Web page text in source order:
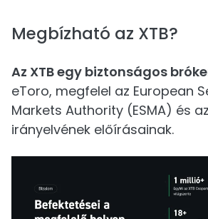
Megbízható az XTB?
Az XTB egy biztonságos
eToro, megfelel az European
Markets Authority (ESMA) és az
irányelvének előírásainak.